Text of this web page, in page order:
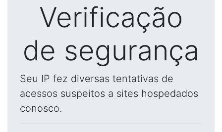
Verificação
de segurança
Seu IP fez diversas tentativas de
acessos suspeitos a sites hospedados
conosco.